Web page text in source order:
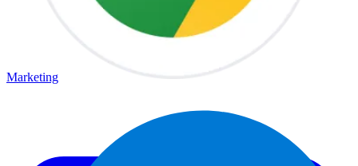
Marketing